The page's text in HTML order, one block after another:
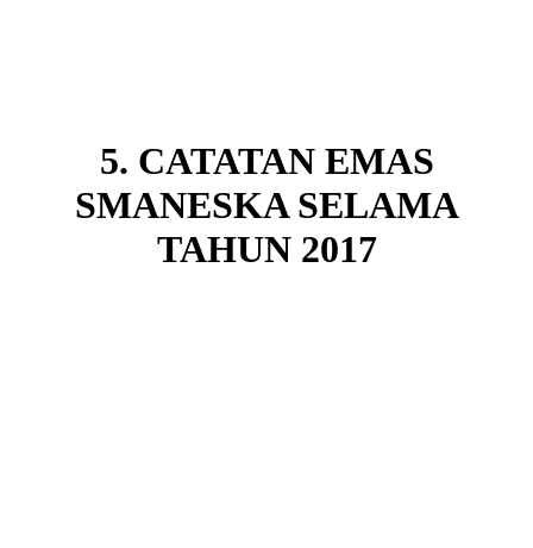
5. CATATAN EMAS
SMANESKA SELAMA
TAHUN 2017